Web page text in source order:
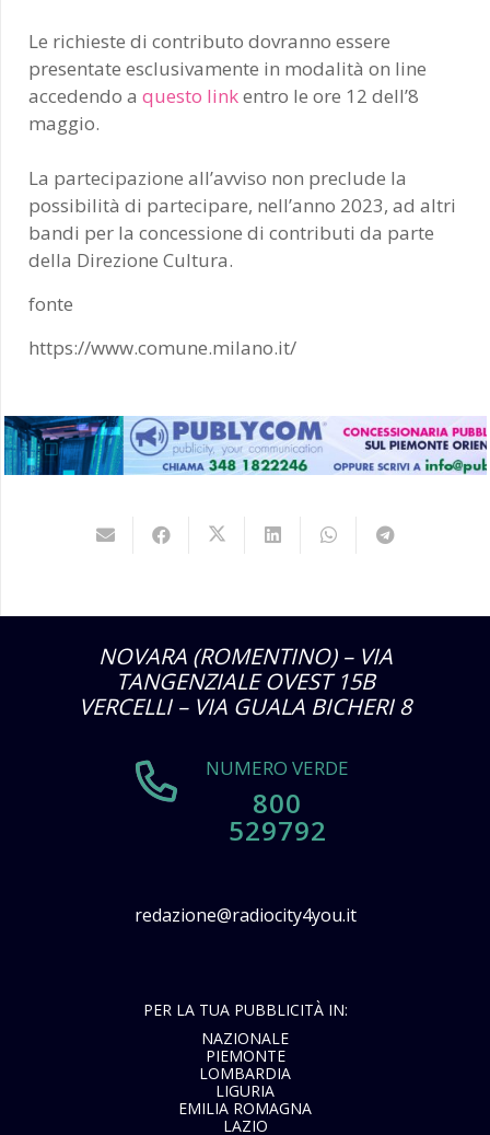
Le richieste di contributo dovranno essere
presentate esclusivamente in modalità on line
accedendo a questo linkentro le ore 12 dell’8
maggio.
La partecipazione all’avviso non preclude la
possibilità di partecipare, nell’anno 2023, ad altri
bandi per la concessione di contributi da parte
della Direzione Cultura.
fonte
https://www.comune.milano.it/
NOVARA (ROMENTINO) – VIA
TANGENZIALE OVEST 15B
VERCELLI – VIA GUALA BICHERI 8
NUMERO VERDE
800
529792
redazione@radiocity4you.it
PER LA TUA PUBBLICITÀ IN:
NAZIONALE
PIEMONTE
LOMBARDIA
LIGURIA
EMILIA ROMAGNA
LAZIO